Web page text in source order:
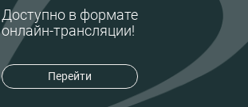
Доступно в формате
онлайн-трансляции!
Перейти